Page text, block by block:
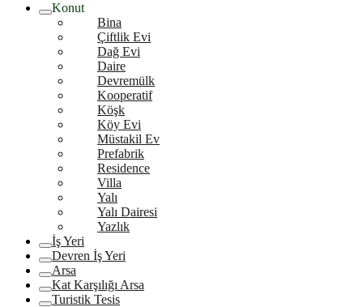
Konut
Bina
Çiftlik Evi
Dağ Evi
Daire
Devremülk
Kooperatif
Köşk
Köy Evi
Müstakil Ev
Prefabrik
Residence
Villa
Yalı
Yalı Dairesi
Yazlık
İş Yeri
Devren İş Yeri
Arsa
Kat Karşılığı Arsa
Turistik Tesis